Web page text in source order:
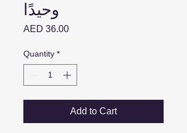
وحيدًا
AED 36.00Price
Quantity *
Add to Cart